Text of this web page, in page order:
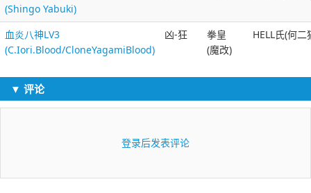
(Shingo Yabuki)
血炎八神LV3
(C.Iori.Blood/CloneYagamiBlood)
凶-狂
拳皇
(魔改)
HELL氏(何二
▼ 评论
登录后发表评论